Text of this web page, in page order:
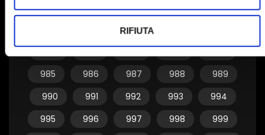
RIFIUTA
970
971 972 973
974
977
985
986 987 988
989
990
991 992 993
994
995
996 997 998
999